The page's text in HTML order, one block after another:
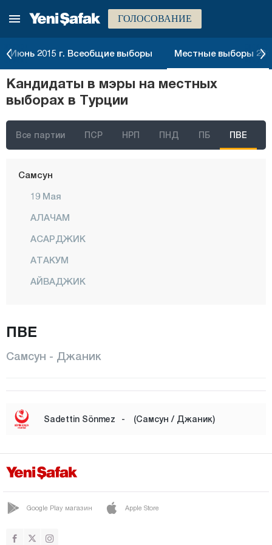
ГОЛОСОВАНИЕ
Июнь 2015 г. Всеобщие выборы Местные выборы
Кандидаты в мэры на местных
выборах в Турции
Все партии ПСР НРП ПНД ПБ ПВЕ
Муш
Орду
Османие
Сакарья
Самсун
19 Мая
АЛАЧАМ
АСАРДЖИК
АТАКУМ
АЙВАДЖИК
ДЖАНИК
ЧАРШАМБА
ИЛКАДЫМ
Тополь
САЛЫПАЗАРЫ
ТЕККЕКОЙ
ЯКАКЕНТ
ПВЕ
Самсун - Джаник
Sadettin Sönmez - (Самсун / Джаник)
Google Play магазин Apple Store